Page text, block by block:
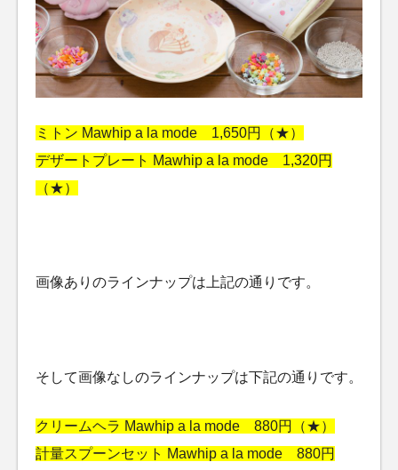
ミトン Mawhip a la mode 1,650円（★）
デザートプレート Mawhip a la mode 1,320円
（★）
画像ありのラインナップは上記の通りです。
そして画像なしのラインナップは下記の通りです。
クリームヘラ Mawhip a la mode 880円（★）
計量スプーンセット Mawhip a la mode 880円